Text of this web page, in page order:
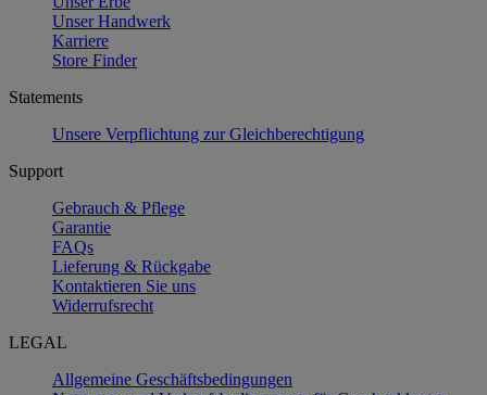
Unser Handwerk
Karriere
Store Finder
Statements
Unsere Verpflichtung zur Gleichberechtigung
Support
Gebrauch & Pflege
Garantie
FAQs
Lieferung & Rückgabe
Kontaktieren Sie uns
Widerrufsrecht
LEGAL
Allgemeine Geschäftsbedingungen